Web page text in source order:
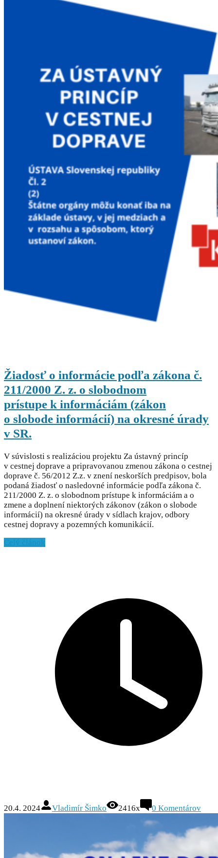
Žiadosť o informácie podľa zákona č.
211/2000 Z. z. o slobodnom
prístupe k informáciám (zákon
o slobode informácií) na okresné úrady
v SR.
V súvislosti s realizáciou projektu Za ústavný princíp
v cestnej doprave a pripravovanou zmenou zákona o cestnej
doprave č. 56/2012 Z.z. v znení neskorších predpisov, bola
podaná žiadosť o nasledovné informácie podľa zákona č.
211/2000 Z. z. o slobodnom prístupe k informáciám a o
zmene a doplnení niektorých zákonov (zákon o slobode
informácií) na okresné úrady v sídlach krajov, odbory
cestnej dopravy a pozemných komunikácií.
20.4. 2024 Vladimír Šimko 2416x 0 Komentárov